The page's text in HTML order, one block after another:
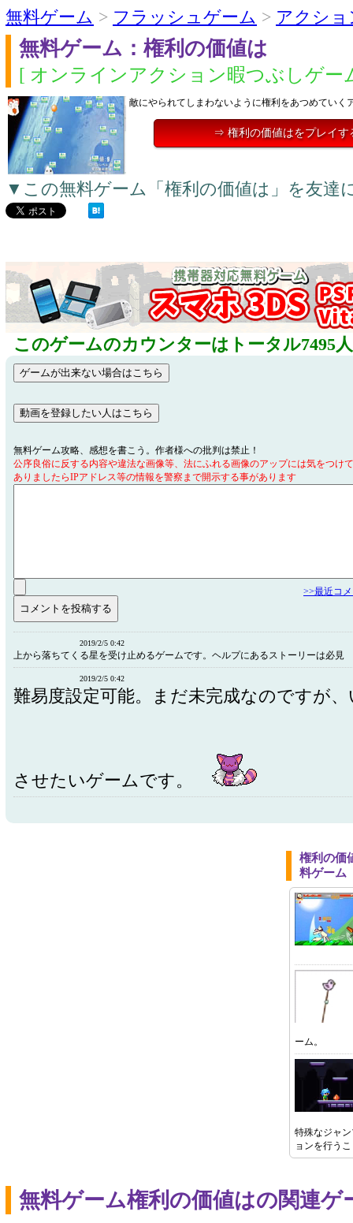
無料ゲーム > フラッシュゲーム > アクショ
無料ゲーム：権利の価値は
[ オンラインアクション暇つぶしゲー
敵にやられてしまわないように権利をあつめていく
⇒ 権利の価値はをプレイす
▼この無料ゲーム「権利の価値は」を友達
このゲームのカウンターはトータル7495
無料ゲーム攻略、感想を書こう。作者様への批判は禁止！
公序良俗に反する内容や違法な画像等、法にふれる画像のアップには気をつけ
ありましたらIPアドレス等の情報を警察まで開示する事があります
>>最近コ
2019/2/5 0:42
上から落ちてくる星を受け止めるゲームです。ヘルプにあるストーリーは必見
2019/2/5 0:42
難易度設定可能。まだ未完成なのですが
させたいゲームです。
権利の価
料ゲーム
ーム。
特殊なジャ
ョンを行う
無料ゲーム権利の価値はの関連ゲ